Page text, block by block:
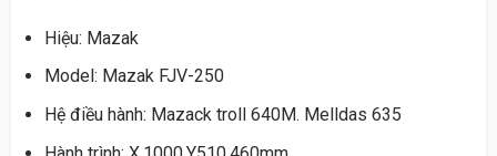
Hiệu: Mazak
Model: Mazak FJV-250
Hệ điều hành: Mazack troll 640M. Melldas 635